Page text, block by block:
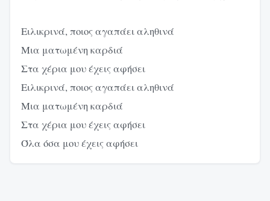
Ειλικρινά, ποιος αγαπάει αληθινά
Μια ματωμένη καρδιά
Στα χέρια μου έχεις αφήσει
Ειλικρινά, ποιος αγαπάει αληθινά
Μια ματωμένη καρδιά
Στα χέρια μου έχεις αφήσει
Όλα όσα μου έχεις αφήσει